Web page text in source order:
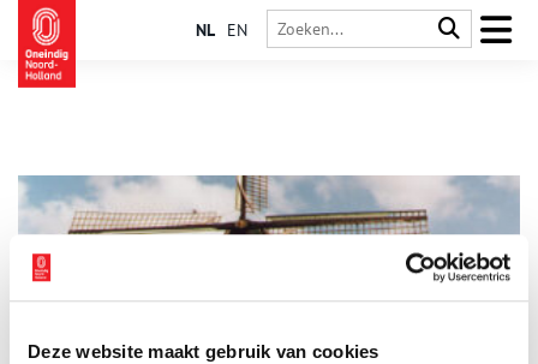
Deze website maakt gebruik van cookies
NL EN